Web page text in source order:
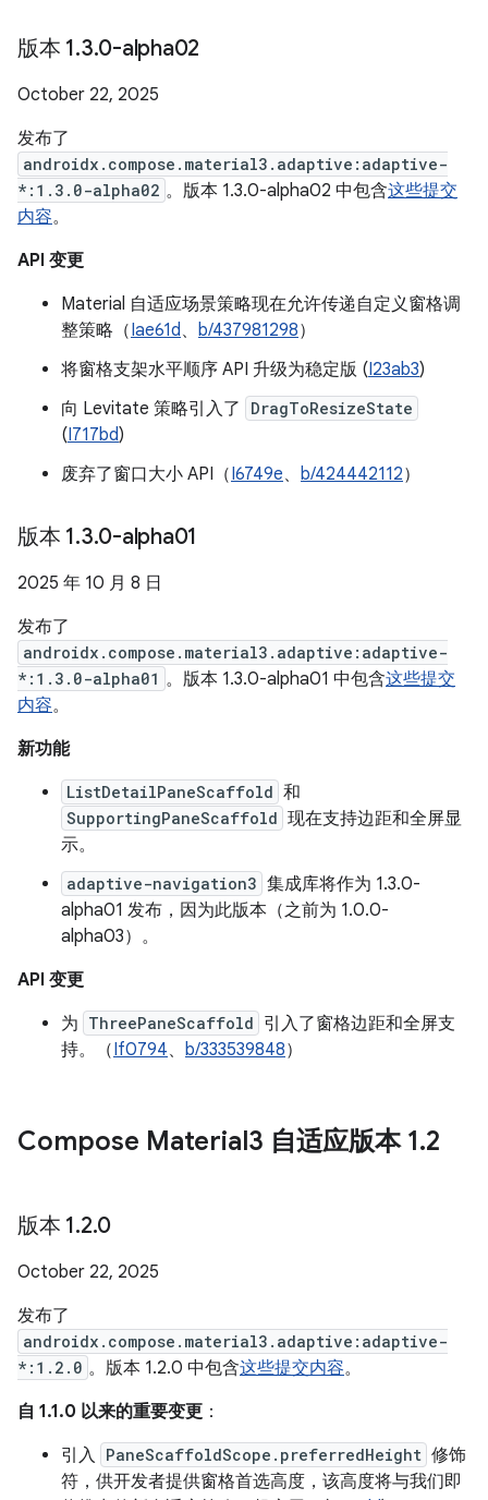
版本 1.3.0-alpha02
October 22, 2025
发布了
androidx.compose.material3.adaptive:adaptive-
*:1.3.0-alpha02 。版本 1.3.0-alpha02 中包含这些提交
内容。
API 变更
Material 自适应场景策略现在允许传递自定义窗格调
整策略（Iae61d、 b/437981298）
将窗格支架水平顺序 API 升级为稳定版 (I23ab3)
向 Levitate 策略引入了
DragToResizeState
(I717bd)
废弃了窗口大小 API（I6749e、 b/424442112）
版本 1.3.0-alpha01
2025 年 10 月 8 日
发布了
androidx.compose.material3.adaptive:adaptive-
*:1.3.0-alpha01 。版本 1.3.0-alpha01 中包含这些提交
内容。
新功能
ListDetailPaneScaffold 和
SupportingPaneScaffold 现在支持边距和全屏显
示。
adaptive-navigation3 集成库将作为 1.3.0-
alpha01 发布，因为此版本（之前为 1.0.0-
alpha03）。
API 变更
为 ThreePaneScaffold 引入了窗格边距和全屏支
持。（If0794、 b/333539848）
Compose Material3 自适应版本 1.2
版本 1.2.0
October 22, 2025
发布了
androidx.compose.material3.adaptive:adaptive-
*:1.2.0 。版本 1.2.0 中包含这些提交内容。
自 1.1.0 以来的重要变更 ：
引入 PaneScaffoldScope.preferredHeight 修饰
符，供开发者提供窗格首选高度，该高度将与我们即